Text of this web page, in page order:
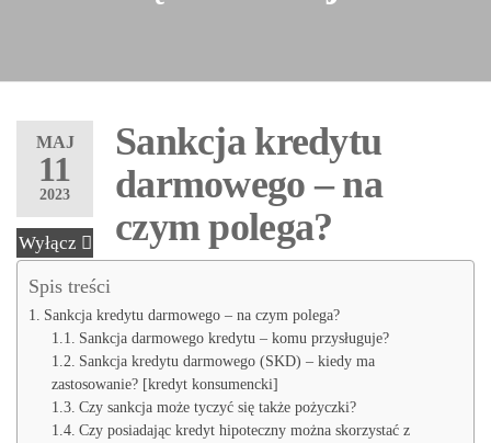
MAJ
11
2023
Wyłącz
Sankcja kredytu
darmowego – na
czym polega?
Spis treści
Sankcja kredytu darmowego – na czym polega?
Sankcja darmowego kredytu – komu przysługuje?
Sankcja kredytu darmowego (SKD) – kiedy ma
zastosowanie? [kredyt konsumencki]
Czy sankcja może tyczyć się także pożyczki?
Czy posiadając kredyt hipoteczny można skorzystać z